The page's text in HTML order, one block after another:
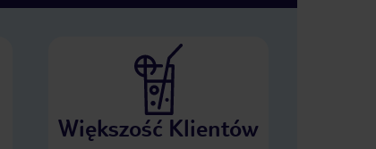
Większość Klientów